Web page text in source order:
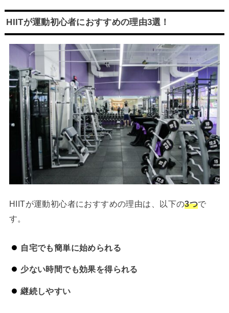
HIITが運動初心者におすすめの理由3選！
HIITが運動初心者におすすめの理由は、以下の3つで
す。
自宅でも簡単に始められる
少ない時間でも効果を得られる
継続しやすい